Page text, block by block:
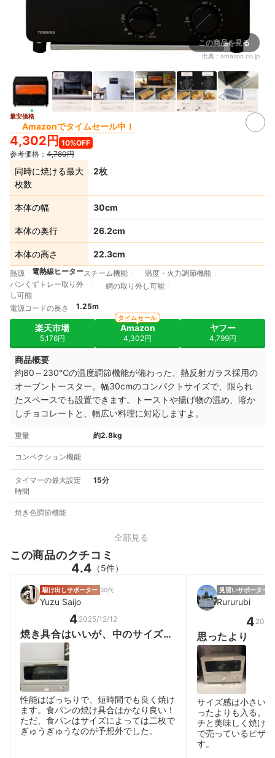
この商品を見る
出典： amazon.co.jp
最安価格
Amazonでタイムセール中！
4,302円 10%OFF
参考価格： 4,780円
同時に焼ける最大
枚数
2枚
本体の幅 30cm
本体の奥行 26.2cm
本体の高さ 22.3cm
熱源 電熱線ヒータースチーム機能
温度・火力調節機能
パンくずトレー取り外
し可能
網の取り外し可能
電源コードの長さ 1.25m
楽天市場
5,176円
Amazon
4,302円
タイムセール
ヤフー
4,799円
商品概要
約80～230℃の温度調節機能が備わった、 熱反射ガラス採用の
オーブントースター。幅30cmのコンパクトサイズで、限られ
たスペースでも設置できます。トーストや揚げ物の温め、溶か
しチョコレートと、幅広い料理に対応しますよ。
重量 約2.8kg
コンベクション機能
タイマーの最大設定
時間
15分
焼き色調節機能
全部見る
この商品のクチコミ
4.4 （5件）
駆け出しサポーター 30代
Yuzu Saijo
4 2025/12/12
焼き具合はいいが、中のサイズが
小さい
性能はばっちりで、短時間でも良く焼け
ます。食パンの焼け具合はかなり良い！
ただ、食パンはサイズによっては二枚で
ぎゅうぎゅうなのが予想外でした。
見習いサポーター
Rururubi
4
思ったより
サイズ感は小さい
ったよりも入る。
チと美味しく焼け
で売っているピザ
す。